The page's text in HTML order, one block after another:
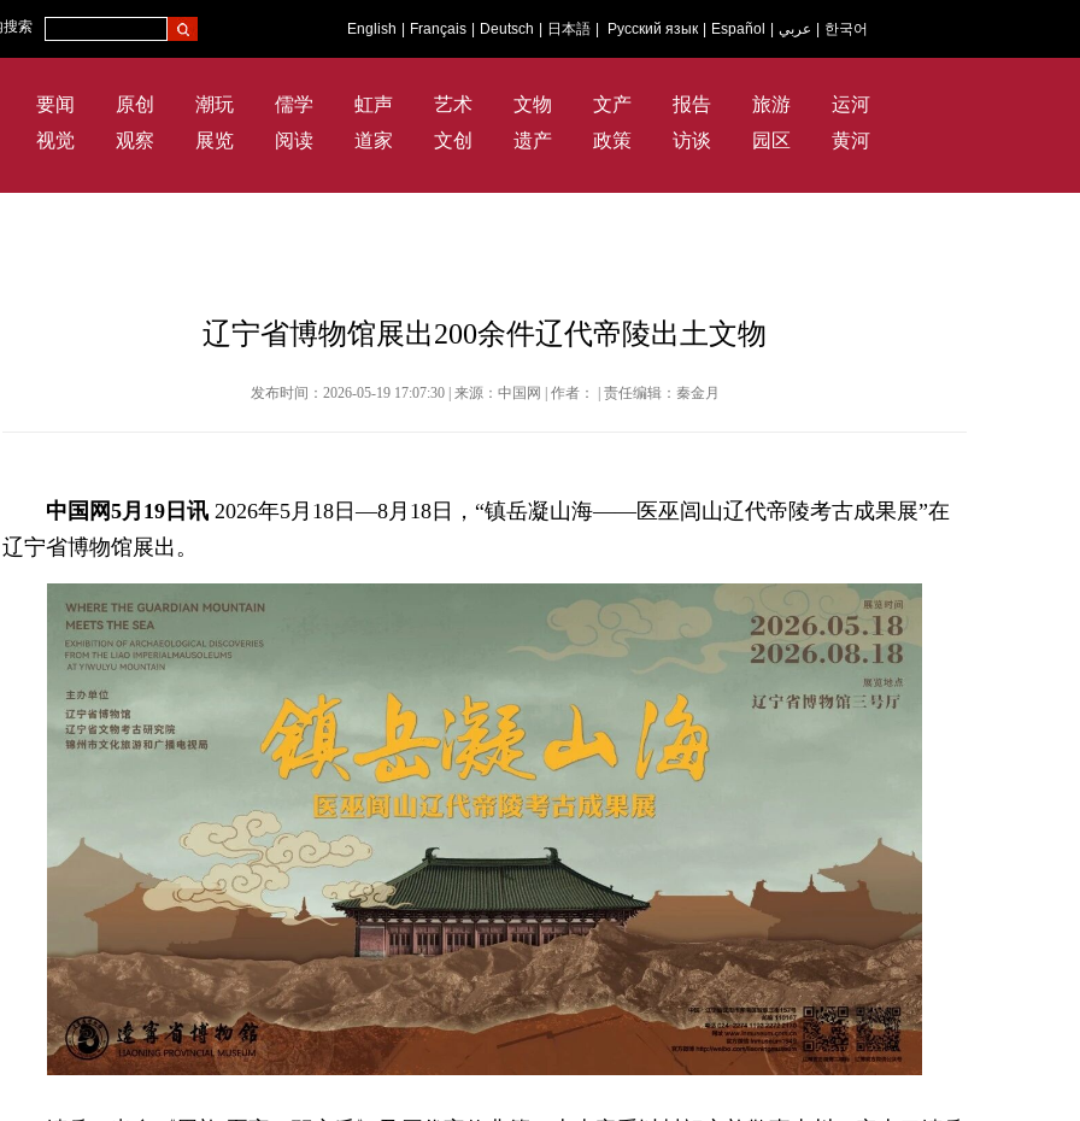
搜索 English Français Deutsch 日本語 Русский язык Español عربي 한국어
要闻 原创 潮玩 儒学 虹声 艺术 文物 文产 报告 旅游
运河
视觉
观察 展览 阅读 道家 文创 遗产 政策 访谈 园区 黄河
辽宁省博物馆展出200余件辽代帝陵出土文物
发布时间：2026-05-19 17:07:30 | 来源：中国网 | 作者： | 责任编辑：秦金月
中国网5月19日讯 2026年5月18日—8月18日，“镇岳凝山海——医巫闾山辽代帝陵考古成果展”在
辽宁省博物馆展出。